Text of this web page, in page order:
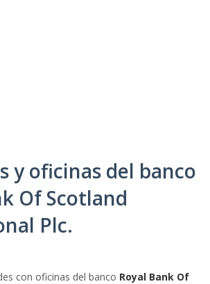
y oficinas del banco
Of Scotland
Plc.
con oficinas del banco Royal Bank Of